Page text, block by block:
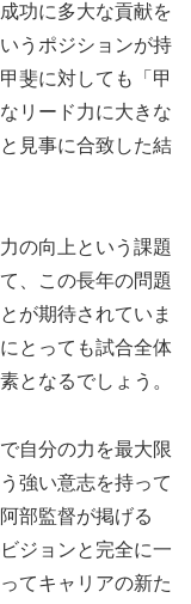
功に多大な貢献を
うポジションが持
斐に対しても「甲
リード力に大きな
見事に合致した結
の向上という課題
、この長年の問題
が期待されていま
とっても試合全体
となるでしょう。
自分の力を最大限
強い意志を持って
部監督が掲げる
ジョンと完全に一
てキャリアの新た